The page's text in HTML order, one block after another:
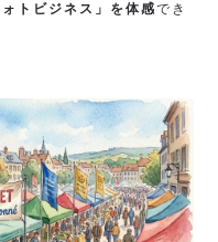
トビジネス」を体感でき